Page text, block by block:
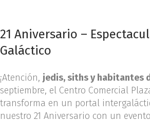
21 Aniversario –
Galáctico
¡Atención, jedis, siths y habitantes
septiembre, el Centro Comercial
transforma en un portal
nuestro 21 Aniversario con un